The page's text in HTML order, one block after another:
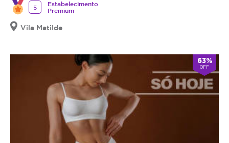
5
Estabelecimento
Premium
Vila Matilde
63%
OFF